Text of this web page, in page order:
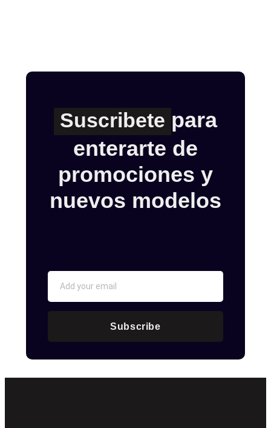
Suscribete para
enterarte de
promociones y
nuevos modelos
Subscribe